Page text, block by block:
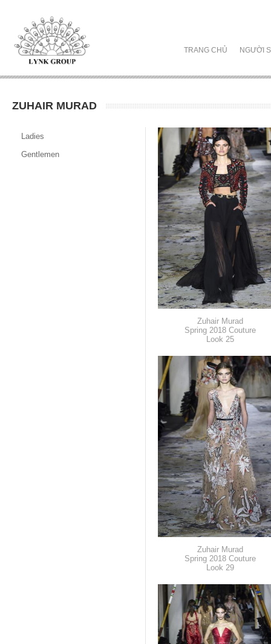
TRANG CHỦ NGƯỜI
ZUHAIR MURAD
Ladies
Gentlemen
Zuhair Murad
Spring 2018 Couture
Look 25
Zuhair Murad
Spring 2018 Couture
Look 29